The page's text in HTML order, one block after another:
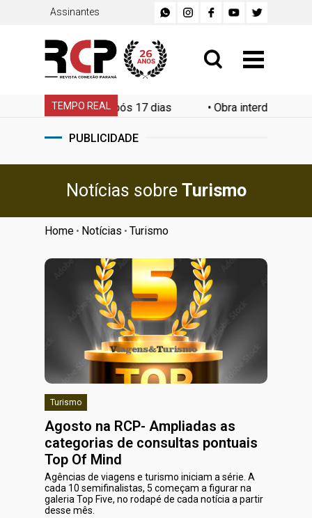
Assinantes
TEMPO REAL
após 17 dias•Obra interdita Serra das Araras no
PUBLICIDADE
Notícias sobre Turismo
Home • Notícias • Turismo
Turismo
Agosto na RCP- Ampliadas as
categorias de consultas pontuais
Top Of Mind
Agências de viagens e turismo iniciam a série. A
cada 10 semifinalistas, 5 começam a figurar na
galeria Top Five, no rodapé de cada notícia a partir
desse mês.